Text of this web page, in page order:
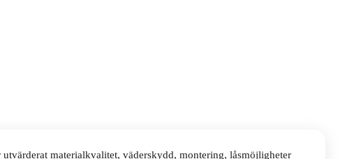
materialkvalitet, väderskydd, montering, låsmöjligheter